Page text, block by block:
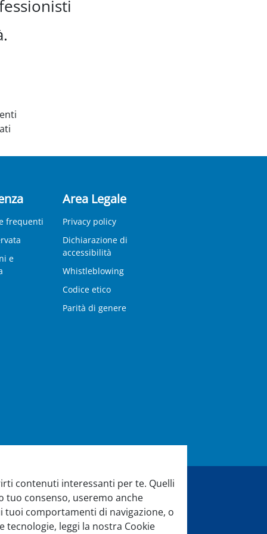
contenuti interessanti per te. Quelli
consenso, useremo anche
tuoi comportamenti di navigazione, o
leggi la nostra Cookie
frequenti
e
Area Legale
Privacy policy
Dichiarazione di
accessibilità
Whistleblowing
Codice etico
Parità di genere
aiuto?
assistenza sarà lieto di aiutarti